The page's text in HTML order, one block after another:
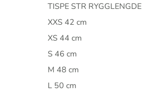
TISPE STR RYGGLENGDE
XXS 42 cm
XS 44 cm
S 46 cm
M 48 cm
L 50 cm